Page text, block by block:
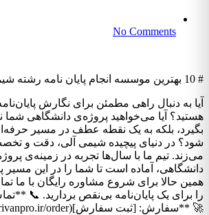
No Comments
# 10 بهترین موسسه انجام پایان نامه رشته شیمی آلی
آیا به دنبال راهی مطمئن برای نگارش
هستید؟ آیا می‌خواهید پروژه‌ی دانشگاهی شما
بگیرد، بلکه به یک نقطه عطف در مسیر
شود؟ در دنیای پیچیده شیمی آلی، دقت و
می‌زند. تیم ما با سال‌ها تجربه در زمینه‌ی
دانشگاهی، آماده است تا شما را در این مسیر
همین حالا برای شروع مشاوره رایگان با ما
🚀 **سفارش: [ثبت سفارش](https://rivanpro.ir/order/)**